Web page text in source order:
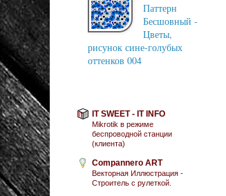
Паттерн
Бесшовный -
Цветы,
рисунок сине-голубых
оттенков 004
IT SWEET - IT INFO
Mikrotik в режиме
беспроводной станции
(клиента)
Compannero ART
Векторная Иллюстрация -
Строитель с рулеткой.